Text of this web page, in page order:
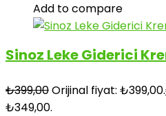
Add to compare
Sinoz Leke Giderici
₺399,00Orijinal fiyat: ₺399,00.
₺349,00.